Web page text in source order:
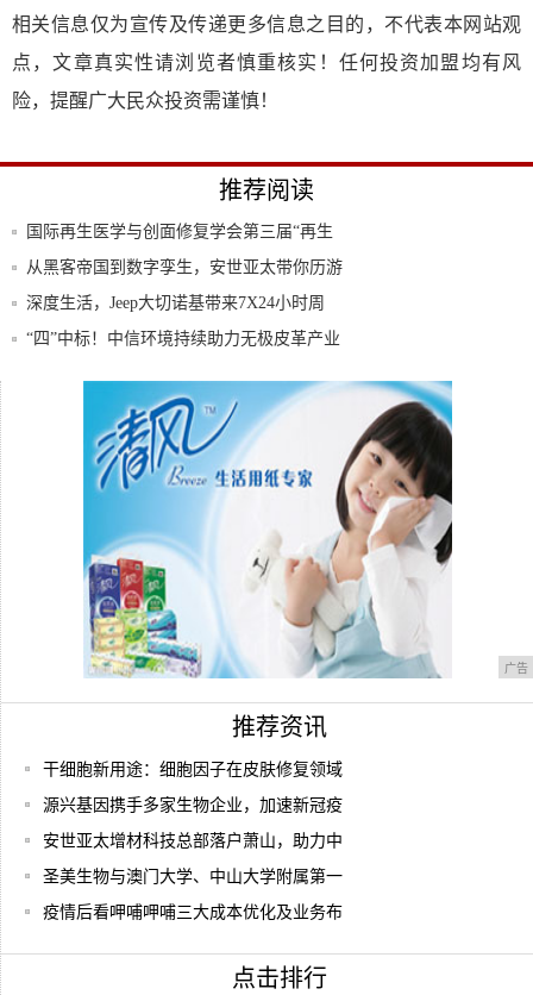
相关信息仅为宣传及传递更多信息之目的，不代表本网站观
点，文章真实性请浏览者慎重核实！任何投资加盟均有风
险，提醒广大民众投资需谨慎！
推荐阅读
国际再生医学与创面修复学会第三届“再生
医学论
从黑客帝国到数字孪生，安世亚太带你历游
数字世
深度生活，Jeep大切诺基带来7X24小时周
“四”中标！中信环境持续助力无极皮革产业
科普：发芽的土豆还能食用吗？
广告
推荐资讯
干细胞新用途：细胞因子在皮肤修复领域
源兴基因携手多家生物企业，加速新冠疫
安世亚太增材科技总部落户萧山，助力中
圣美生物与澳门大学、中山大学附属第一
疫情后看呷哺呷哺三大成本优化及业务布
点击排行